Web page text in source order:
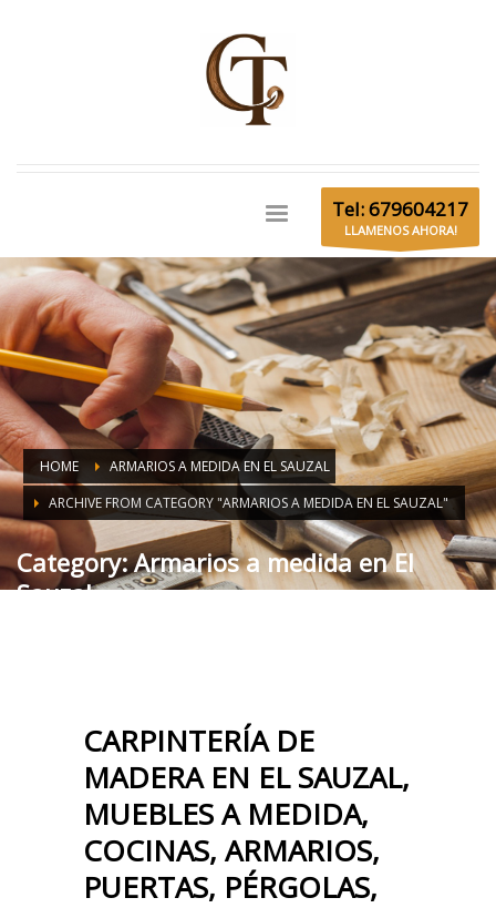
Tel: 679604217
LLAMENOS AHORA!
HOME
ARMARIOS A MEDIDA EN EL SAUZAL
ARCHIVE FROM CATEGORY "ARMARIOS A MEDIDA EN EL SAUZAL"
Category: Armarios a medida en El
Sauzal
CARPINTERÍA DE
MADERA EN EL SAUZAL,
MUEBLES A MEDIDA,
COCINAS, ARMARIOS,
PUERTAS, PÉRGOLAS,